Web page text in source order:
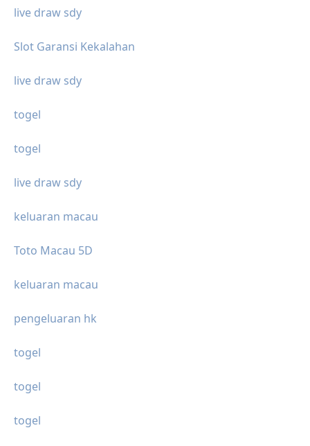
live draw sdy
Slot Garansi Kekalahan
live draw sdy
togel
togel
live draw sdy
keluaran macau
Toto Macau 5D
keluaran macau
pengeluaran hk
togel
togel
togel